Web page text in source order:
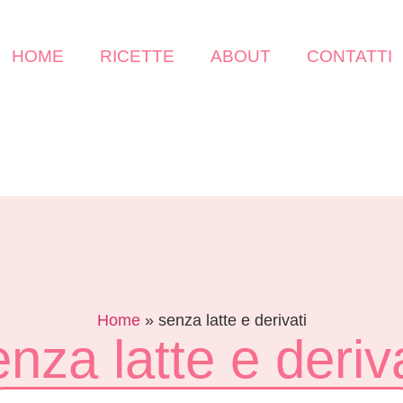
HOME RICETTE ABOUT CONTATTI
Home» senza latte e derivati
latte e